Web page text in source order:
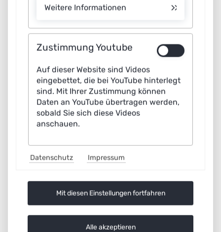
von technologischen Grundlagen über
KI-basierter Datenanalyse und Wissensextraktion. Der
kurze Filmbeitrag stellt exemplarisch drei vom BMFTR
Forschungsinhalte vor.
Empfohlener redaktioneller Inhalt
An dieser Stelle finden Sie einen externen Inhalt von
YouTube, der den Artikel ergänzt. Sie können ihn sich mit
einem Klick anzeigen lassen und wieder ausblenden.
Inhalte
von
YouTube
anzeigen
Partner der Konferenz
Weitere Informationen
Zustimmung Youtube
Auf dieser Website sind Videos
eingebettet, die bei YouTube hinterlegt
sind. Mit Ihrer Zustimmung können
Daten an YouTube übertragen werden,
sobald Sie sich diese Videos
anschauen.
Datenschutz Impressum
Mit diesen Einstellungen fortfahren
Alle akzeptieren